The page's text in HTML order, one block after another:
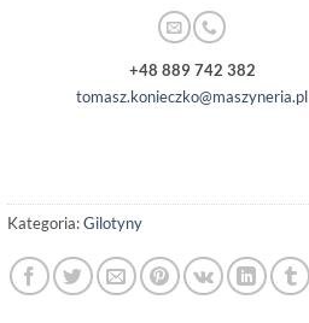
+48 889 742 382
tomasz.konieczko@maszyneria.pl
Kategoria:Gilotyny